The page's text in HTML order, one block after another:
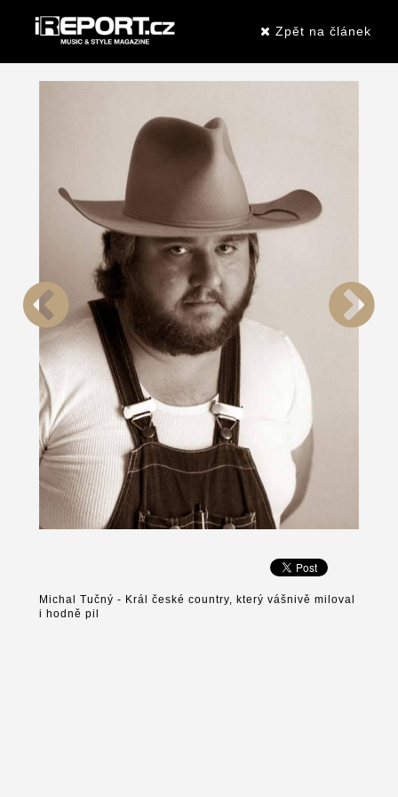
Zpět na článek
Michal Tučný - Král české country, který vášnivě miloval
i hodně pil